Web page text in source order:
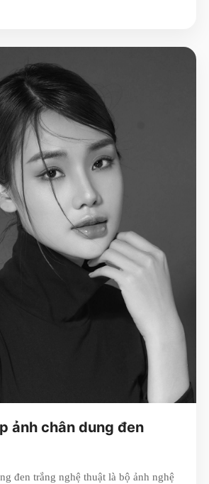
ảnh chân dung đen
đen trắng nghệ thuật là bộ ảnh nghệ